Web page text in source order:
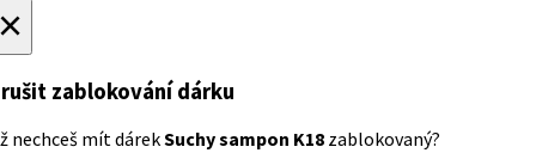
zablokování dárku
nechceš mít dárekSuchy sampon K18 zablokovaný?